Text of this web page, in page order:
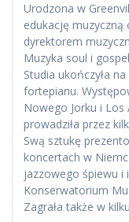
Urodzona w
edukację muzyczną
dyrektorem
Muzyka soul i
Studia ukończyła
fortepianu.
Nowego Jorku i Los
prowadziła przez
Swą sztukę
koncertach w
jazzowego śpiewu i
Konserwatorium
Zagrała także w